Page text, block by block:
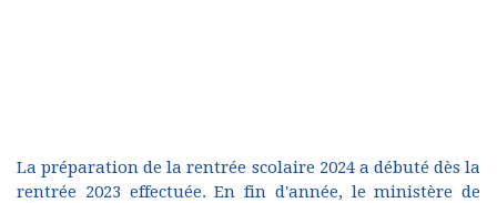
La préparation de la rentrée scolaire 2024 a débuté dès la
rentrée 2023 effectuée. En fin d'année, le ministère de